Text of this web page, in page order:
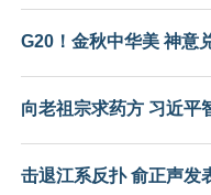
G20！金秋中华美 神意
向老祖宗求药方 习近平
击退江系反扑 俞正声发